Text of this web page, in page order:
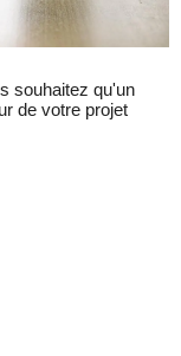
souhaitez qu'un
de votre projet